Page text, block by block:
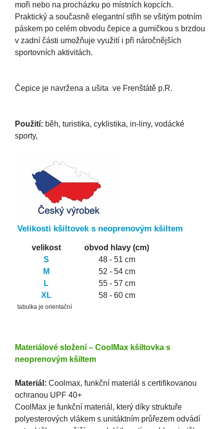
moři nebo na procházku po místních kopcích.
Praktický a současně elegantní střih se všitým potním
páskem po celém obvodu čepice a gumičkou s brzdou
v zadní části umožňuje využití i při náročnějších
sportovních aktivitách.
Čepice je navržena a ušita ve Frenštátě p.R.
Použití: běh, turistika, cyklistika, in-liny, vodácké
sporty,
Velikosti kšiltovek s neoprenovým kšiltem
velikost
obvod hlavy (cm)
S
48 - 51 cm
M
52 - 54 cm
L
55 - 57 cm
XL
58 - 60 cm
tabulka je orientační
Materiálové složení – CoolMax kšiltovka s
neoprenovým kšiltem
Materiál: Coolmax, funkční materiál s certifikovanou
ochranou UPF 40+
CoolMax je funkční materiál, který díky struktuře
polyesterových vlákem s unitáktním průřezem odvádí